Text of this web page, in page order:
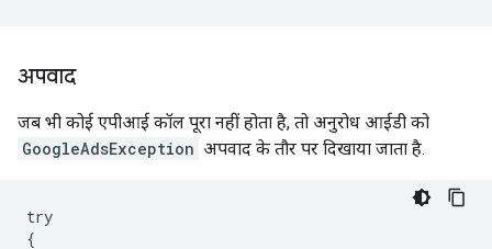
अपवाद
जब भी कोई एपीआई कॉल पूरा नहीं होता है, तो अनुरोध आईडी को
GoogleAdsException अपवाद के तौर पर दिखाया जाता है.
try
{